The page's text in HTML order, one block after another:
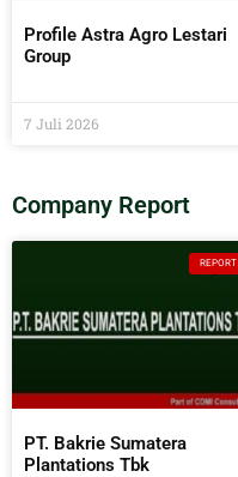
Profile Astra Agro Lestari
Group
7 Juli 2026
Company Report
REPORT
PT. Bakrie Sumatera
Plantations Tbk